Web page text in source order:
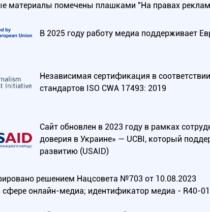
материалы помечены плашками "На правах
В 2025 году работу медиа поддерживает
Независимая сертификация в
стандартов ISO CWA 17493: 2019
Сайт обновлен в 2023 году в рамках
доверия в Украине» — UCBI, который
развитию (USAID)
решением Нацсовета №703 от 10.08.2023
сфере онлайн-медиа; идентификатор медиа - R40-